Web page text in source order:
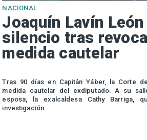
NACIONAL
Joaquín Lavín
silencio tras
medida cautelar
Tras 90 días en Capitán Yáber, la Corte
medida cautelar del exdiputado. A su
esposa, la exalcaldesa Cathy Barriga,
investigación.